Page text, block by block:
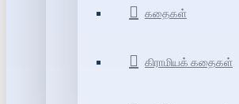
கதைகள்
கிராமியக் கதைகள்